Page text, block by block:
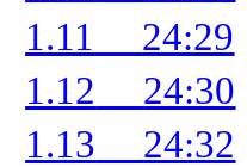
1.11
24:29
1.12
24:30
1.13
24:32